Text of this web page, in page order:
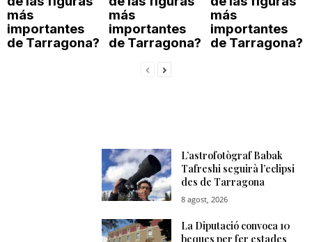
más
importantes
de Tarragona?
más
importantes
de Tarragona?
más
importantes
de Tarragona?